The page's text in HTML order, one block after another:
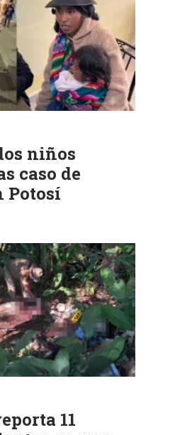
niños
caso de
Potosí
11